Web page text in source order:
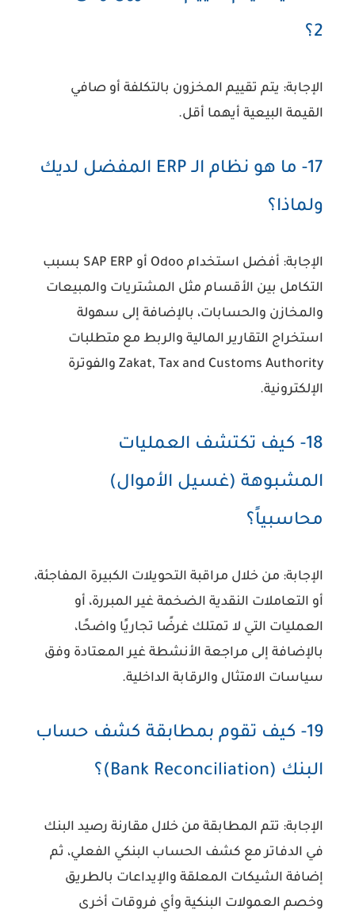
2؟
الإجابة: يتم تقييم المخزون بالتكلفة أو صافي
القيمة البيعية أيهما أقل.
17- ما هو نظام الـ ERP المفضل لديك
ولماذا؟
الإجابة:
أفضل استخدام Odoo أو SAP ERP بسبب
التكامل بين الأقسام مثل المشتريات والمبيعات
والمخازن والحسابات، بالإضافة إلى سهولة
استخراج التقارير المالية والربط مع متطلبات
Zakat, Tax and Customs Authority والفوترة
الإلكترونية.
18- كيف تكتشف العمليات
المشبوهة (غسيل الأموال)
محاسبياً؟
الإجابة: من خلال مراقبة التحويلات الكبيرة المفاجئة،
أو التعاملات النقدية الضخمة غير المبررة، أو
العمليات التي لا تمتلك غرضًا تجاريًا واضحًا،
بالإضافة إلى مراجعة الأنشطة غير المعتادة وفق
سياسات الامتثال والرقابة الداخلية.
19- كيف تقوم بمطابقة كشف حساب
البنك (Bank Reconciliation)؟
الإجابة: تتم المطابقة من خلال مقارنة رصيد البنك
في الدفاتر مع كشف الحساب البنكي الفعلي، ثم
إضافة الشيكات المعلقة والإيداعات بالطريق
وخصم العمولات البنكية وأي فروقات أخرى